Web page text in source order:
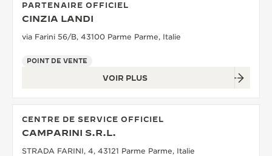
GARANTIE JAEGER-LECOULTRE
GARANTIE ATMOS
THE REVERSO 1931 CAFÉ
TIMEKEEPER »
EXPOSITION « THE DREAM SHAPER »
EXCELLENCE : PLUS DE 190 ANS
SAVOIR-FAIRE : 108 MÉTIERS
PARTENAIRE OFFICIEL
CINZIA LANDI
via Farini 56/B, 43100 Parme Parme, Italie
POINT DE VENTE
VOIR PLUS
CENTRE DE SERVICE OFFICIEL
CAMPARINI S.R.L.
STRADA FARINI, 4, 43121 Parme Parme, Italie